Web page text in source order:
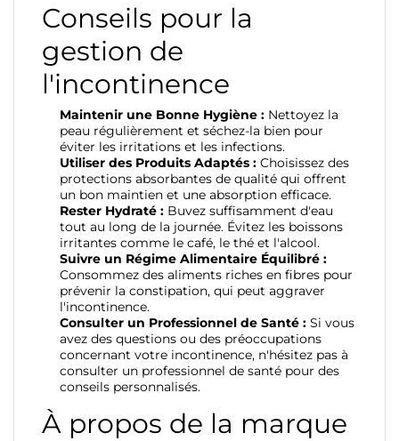
Conseils pour la
gestion de
l'incontinence
Maintenir une Bonne Hygiène : Nettoyez la
peau régulièrement et séchez-la bien pour
éviter les irritations et les infections.
Utiliser des Produits Adaptés : Choisissez des
protections absorbantes de qualité qui offrent
un bon maintien et une absorption efficace.
Rester Hydraté : Buvez suffisamment d'eau
tout au long de la journée. Évitez les boissons
irritantes comme le café, le thé et l'alcool.
Suivre un Régime Alimentaire Équilibré :
Consommez des aliments riches en fibres pour
prévenir la constipation, qui peut aggraver
l'incontinence.
Consulter un Professionnel de Santé : Si vous
avez des questions ou des préoccupations
concernant votre incontinence, n'hésitez pas à
consulter un professionnel de santé pour des
conseils personnalisés.
À propos de la marque